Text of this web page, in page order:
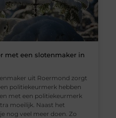
met een slotenmaker in
uit Roermond zorgt
politiekeurmerk hebben
met een politiekeurmerk
moeilijk. Naast het
nog veel meer doen. Zo